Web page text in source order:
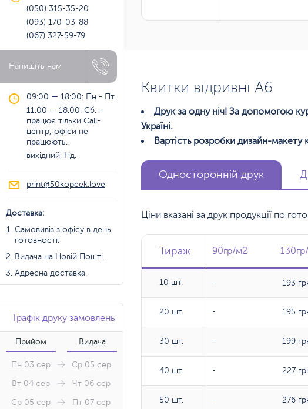
Квитки відривні А6
Друк за одну ніч! За допомогою
Україні.
Вартість розробки дизайн-макету
Односторонній друк
Ціни вказані за друк продукції по
Тираж
10 шт.
20 шт.
30 шт.
40 шт.
50 шт.
Тираж 90гр/м2
Тираж 90гр/м2
10 шт. - 193
20 шт. - 195
30 шт. - 199
40 шт. - 227
50 шт. - 276
(050) 315-35-20
(093) 170-03-88
(067) 327-59-79
Напишіть нам
09:00 — 18:00: Пн - Пт.
11:00 — 18:00: Сб. -
працює тільки Call-
центр, офіси не
працюють.
вихідний: Нд.
print@50kopeek.love
Доставка:
Самовивіз з офісу в день
готовності.
Видача на Новій Пошті.
Адресна доставка.
Графік друку замовлень
Прийом Видача
Пн 03 сер Ср 05 сер
Вт 04 сер Чт 06 сер
Ср 05 сер Пт 07 сер